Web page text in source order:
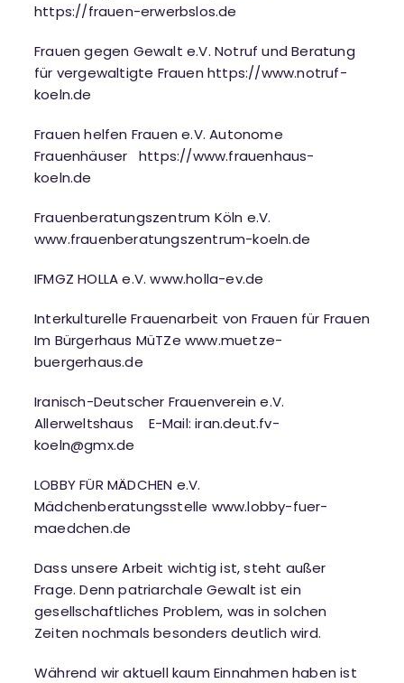
https://frauen-erwerbslos.de
Frauen gegen Gewalt e.V. Notruf und Beratung
für vergewaltigte Frauen https://www.notruf-
koeln.de
Frauen helfen Frauen e.V. Autonome
Frauenhäuser https://www.frauenhaus-
koeln.de
Frauenberatungszentrum Köln e.V.
www.frauenberatungszentrum-koeln.de
IFMGZ HOLLA e.V.www.holla-ev.de
Interkulturelle Frauenarbeit von Frauen für Frauen
Im Bürgerhaus MüTZe www.muetze-
buergerhaus.de
Iranisch-Deutscher Frauenverein e.V.
Allerweltshaus E-Mail:iran.deut.fv-
koeln@gmx.de
LOBBY FÜR MÄDCHEN e.V.
Mädchenberatungsstelle www.lobby-fuer-
maedchen.de
Dass unsere Arbeit wichtig ist, steht außer
Frage. Denn patriarchale Gewalt ist ein
gesellschaftliches Problem, was in solchen
Zeiten nochmals besonders deutlich wird.
Während wir aktuell kaum Einnahmen haben ist